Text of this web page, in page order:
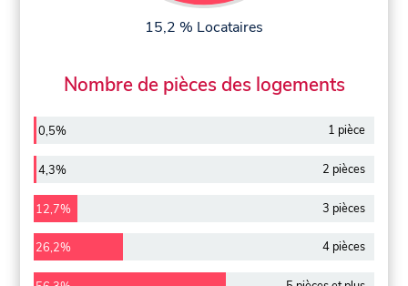
15,2 % Locataires
Nombre de pièces des logements
0,5% 1 pièce
4,3% 2 pièces
12,7% 3 pièces
26,2% 4 pièces